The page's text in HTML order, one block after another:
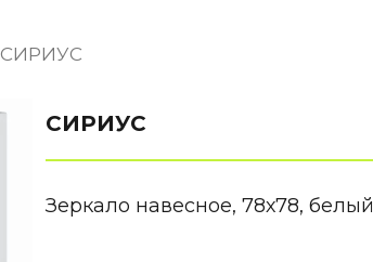
СИРИУС
СИРИУС
Зеркало навесное, 78х78, белый